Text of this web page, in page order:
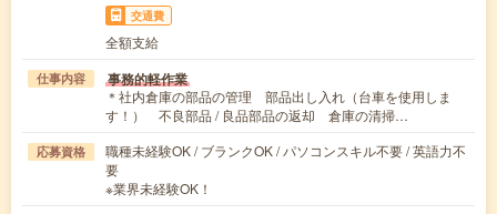
交通費
全額支給
仕事内容 事務的軽作業
＊社内倉庫の部品の管理 部品出し入れ（台車を使用しま
す！） 不良部品 / 良品部品の返却 倉庫の清掃…
応募資格
職種未経験OK / ブランクOK / パソコンスキル不要 / 英語力不
要
※業界未経験OK！